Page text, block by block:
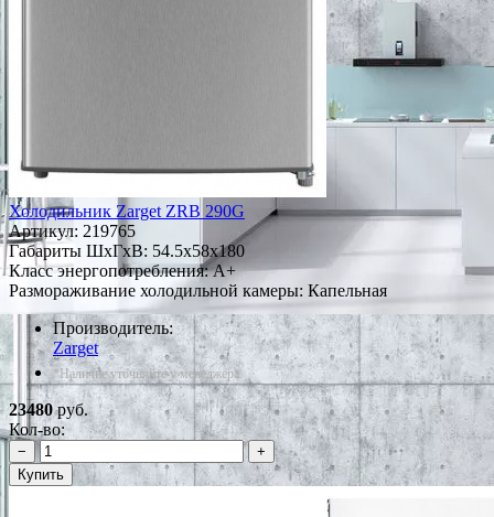
Холодильник Zarget ZRB 290G
Артикул: 219765
Габариты ШxГxВ: 54.5x58x180
Класс энергопотребления: A+
Размораживание холодильной камеры: Капельная
Производитель:
Zarget
*Наличие уточняйте у менеджера
23480руб.
Кол-во:
−
+
Купить